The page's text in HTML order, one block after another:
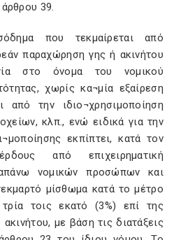
39.
που τεκμαίρεται από
παραχώρηση γης ή ακινήτου
στο όνομα του νομικού
χωρίς κα¬μία εξαίρεση
την ιδιο¬χρησιμοποίηση
κλπ., ενώ ειδικά για την
εκπίπτει, κατά τον
από επιχειρηματική
νομικών προσώπων και
μίσθωμα κατά το μέτρο
τοις εκατό (3%) επί της
ακινήτου, με βάση τις διατάξεις